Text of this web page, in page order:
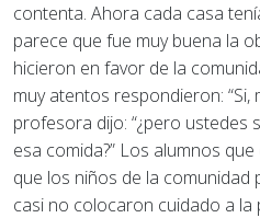
contenta. Ahora cada casa
parece que fue muy buena la
hicieron en favor de la
muy atentos respondieron: “Si,
profesora dijo: “¿pero ustedes
esa comida?” Los alumnos
que los niños de la
casi no colocaron cuidado a